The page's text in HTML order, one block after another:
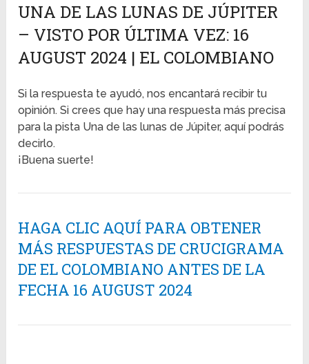
UNA DE LAS LUNAS DE JÚPITER
– VISTO POR ÚLTIMA VEZ: 16
AUGUST 2024 | EL COLOMBIANO
Si la respuesta te ayudó, nos encantará recibir tu
opinión. Si crees que hay una respuesta más precisa
para la pista Una de las lunas de Júpiter, aquí podrás
decirlo.
¡Buena suerte!
HAGA CLIC AQUÍ PARA OBTENER
MÁS RESPUESTAS DE CRUCIGRAMA
DE EL COLOMBIANO ANTES DE LA
FECHA 16 AUGUST 2024